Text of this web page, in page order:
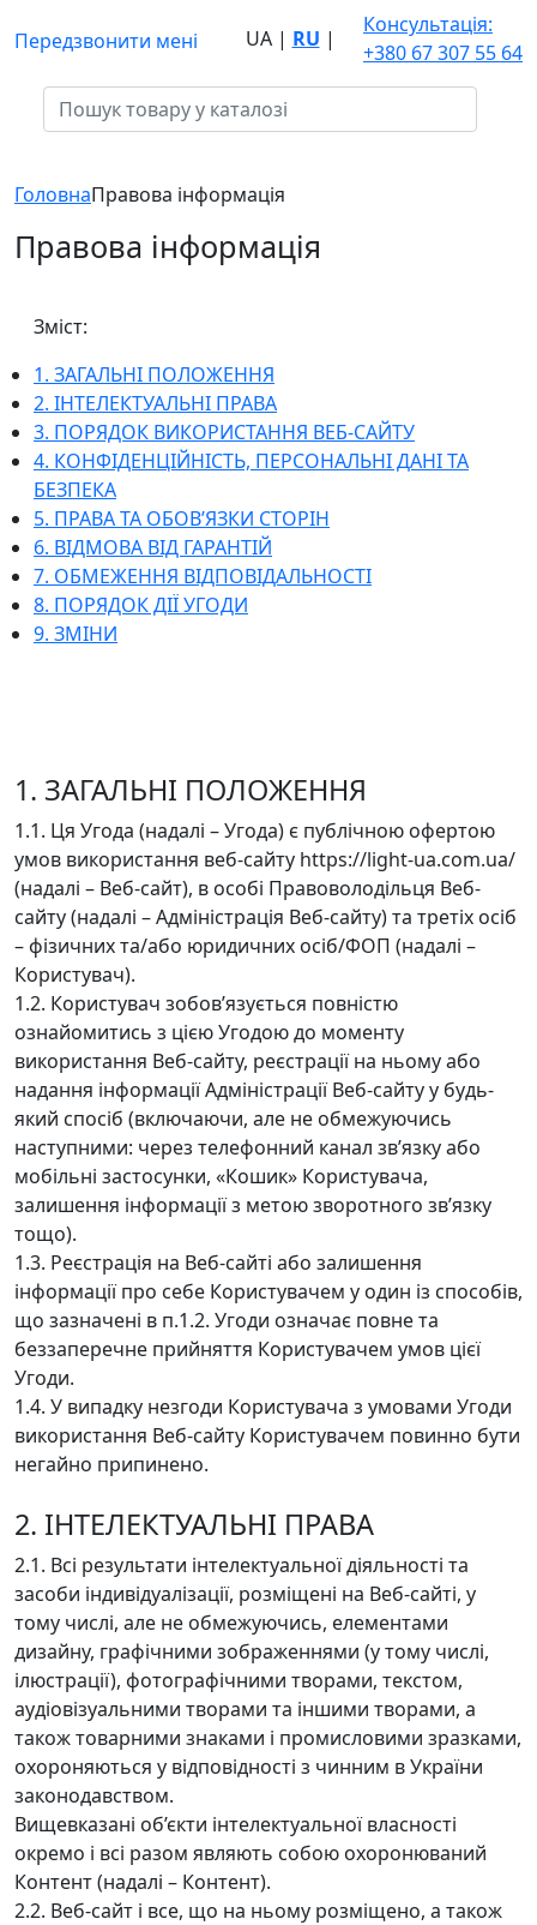
Передзвонити мені UA | RU |
Консультація:
+380 67 307 55 64
ГоловнаПравова інформація
Правова інформація
Зміст:
1. ЗАГАЛЬНІ ПОЛОЖЕННЯ
2. ІНТЕЛЕКТУАЛЬНІ ПРАВА
3. ПОРЯДОК ВИКОРИСТАННЯ ВЕБ-САЙТУ
4. КОНФІДЕНЦІЙНІСТЬ, ПЕРСОНАЛЬНІ ДАНІ ТА
БЕЗПЕКА
5. ПРАВА ТА ОБОВ’ЯЗКИ СТОРІН
6. ВІДМОВА ВІД ГАРАНТІЙ
7. ОБМЕЖЕННЯ ВІДПОВІДАЛЬНОСТІ
8. ПОРЯДОК ДІЇ УГОДИ
9. ЗМІНИ
1. ЗАГАЛЬНІ ПОЛОЖЕННЯ
1.1. Ця Угода (надалі – Угода) є публічною офертою
умов використання веб-сайту https://light-ua.com.ua/
(надалі – Веб-сайт), в особі Правоволодільця Веб-
сайту (надалі – Адміністрація Веб-сайту) та третіх осіб
– фізичних та/або юридичних осіб/ФОП (надалі –
Користувач).
1.2. Користувач зобов’язується повністю
ознайомитись з цією Угодою до моменту
використання Веб-сайту, реєстрації на ньому або
надання інформації Адміністрації Веб-сайту у будь-
який спосіб (включаючи, але не обмежуючись
наступними: через телефонний канал зв’язку або
мобільні застосунки, «Кошик» Користувача,
залишення інформації з метою зворотного зв’язку
тощо).
1.3. Реєстрація на Веб-сайті або залишення
інформації про себе Користувачем у один із способів,
що зазначені в п.1.2. Угоди означає повне та
беззаперечне прийняття Користувачем умов цієї
Угоди.
1.4. У випадку незгоди Користувача з умовами Угоди
використання Веб-сайту Користувачем повинно бути
негайно припинено.
2. ІНТЕЛЕКТУАЛЬНІ ПРАВА
2.1. Всі результати інтелектуальної діяльності та
засоби індивідуалізації, розміщені на Веб-сайті, у
тому числі, але не обмежуючись, елементами
дизайну, графічними зображеннями (у тому числі,
ілюстрації), фотографічними творами, текстом,
аудіовізуальними творами та іншими творами, а
також товарними знаками і промисловими зразками,
охороняються у відповідності з чинним в України
законодавством.
Вищевказані об’єкти інтелектуальної власності
окремо і всі разом являють собою охоронюваний
Контент (надалі – Контент).
2.2. Веб-сайт і все, що на ньому розміщено, а також